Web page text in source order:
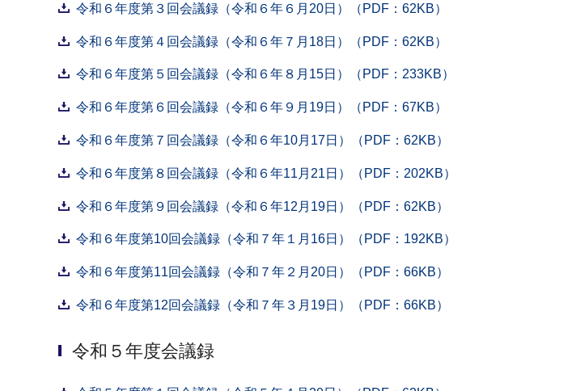
令和６年度第３回会議録（令和６年６月20日）（PDF：62KB）
令和６年度第４回会議録（令和６年７月18日）（PDF：62KB）
令和６年度第５回会議録（令和６年８月15日）（PDF：233KB）
令和６年度第６回会議録（令和６年９月19日）（PDF：67KB）
令和６年度第７回会議録（令和６年10月17日）（PDF：62KB）
令和６年度第８回会議録（令和６年11月21日）（PDF：202KB）
令和６年度第９回会議録（令和６年12月19日）（PDF：62KB）
令和６年度第10回会議録（令和７年１月16日）（PDF：192KB）
令和６年度第11回会議録（令和７年２月20日）（PDF：66KB）
令和６年度第12回会議録（令和７年３月19日）（PDF：66KB）
令和５年度会議録